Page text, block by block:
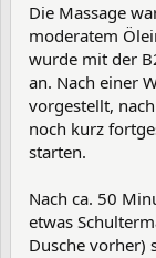
Die Massage
moderatem
wurde mit der
an. Nach einer
vorgestellt,
noch kurz
starten.
Nach ca. 50
etwas
Dusche vorher)